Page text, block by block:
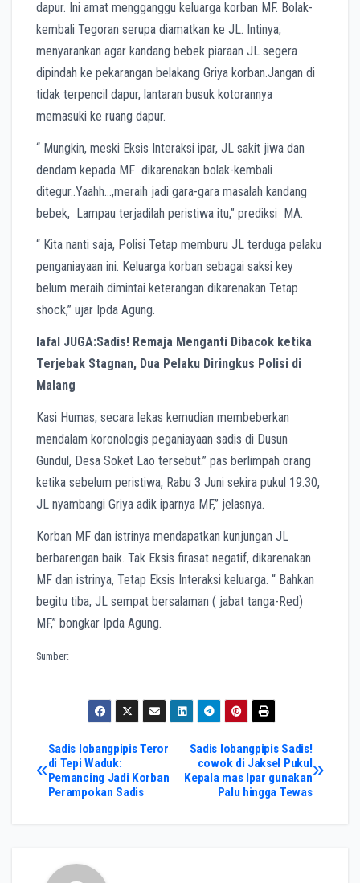
dapur. Ini amat mengganggu keluarga korban MF. Bolak-
kembali Tegoran serupa diamatkan ke JL. Intinya,
menyarankan agar kandang bebek piaraan JL segera
dipindah ke pekarangan belakang Griya korban.Jangan di
tidak terpencil dapur, lantaran busuk kotorannya
memasuki ke ruang dapur.
“ Mungkin, meski Eksis Interaksi ipar, JL sakit jiwa dan
dendam kepada MF dikarenakan bolak-kembali
ditegur..Yaahh…,meraih jadi gara-gara masalah kandang
bebek, Lampau terjadilah peristiwa itu,” prediksi MA.
“ Kita nanti saja, Polisi Tetap memburu JL terduga pelaku
penganiayaan ini. Keluarga korban sebagai saksi key
belum meraih dimintai keterangan dikarenakan Tetap
shock,” ujar Ipda Agung.
lafal JUGA:Sadis! Remaja Menganti Dibacok ketika
Terjebak Stagnan, Dua Pelaku Diringkus Polisi di
Malang
Kasi Humas, secara lekas kemudian membeberkan
mendalam koronologis peganiayaan sadis di Dusun
Gundul, Desa Soket Lao tersebut.” pas berlimpah orang
ketika sebelum peristiwa, Rabu 3 Juni sekira pukul 19.30,
JL nyambangi Griya adik iparnya MF,” jelasnya.
Korban MF dan istrinya mendapatkan kunjungan JL
berbarengan baik. Tak Eksis firasat negatif, dikarenakan
MF dan istrinya, Tetap Eksis Interaksi keluarga. “ Bahkan
begitu tiba, JL sempat bersalaman ( jabat tanga-Red)
MF,” bongkar Ipda Agung.
Sumber:
Post
navigation
Sadis lobangpipis Sadis!
cowok di Jaksel Pukul
Kepala mas Ipar gunakan
Palu hingga Tewas
Sadis lobangpipis Teror
di Tepi Waduk:
Pemancing Jadi Korban
Perampokan Sadis